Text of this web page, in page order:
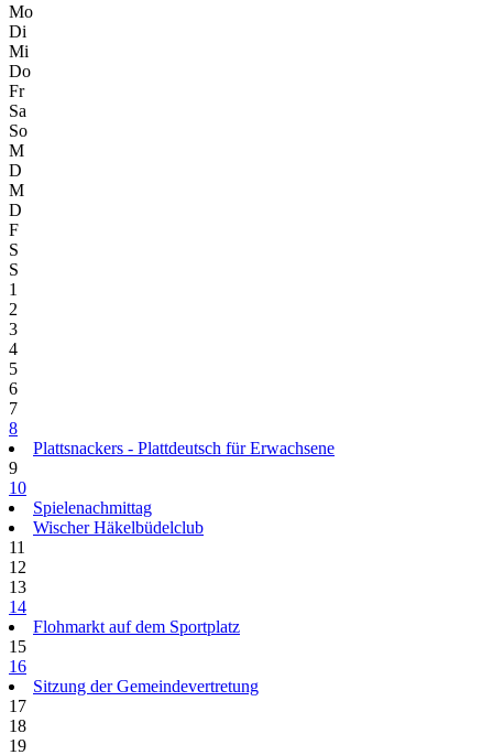
Mo
Di
Mi
Do
Fr
Sa
So
M
D
M
D
F
S
S
1
2
3
4
5
6
7
8
Plattsnackers - Plattdeutsch für Erwachsene
9
10
Spielenachmittag
Wischer Häkelbüdelclub
11
12
13
14
Flohmarkt auf dem Sportplatz
15
16
Sitzung der Gemeindevertretung
17
18
19